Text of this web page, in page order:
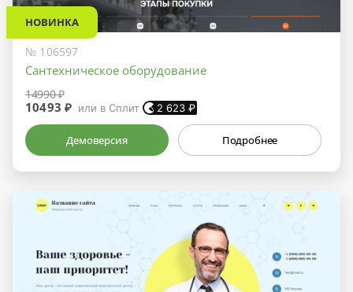
НОВИНКА
№ 106597
Сантехническое оборудование
14990 ₽
10493 ₽ или в Сплит 2 623 ₽
Демоверсия Подробнее